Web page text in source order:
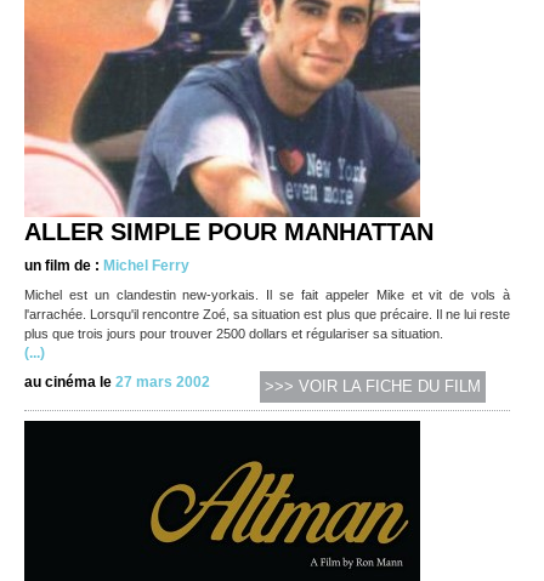
ALLER SIMPLE POUR MANHATTAN
un film de : Michel Ferry
Michel est un clandestin new-yorkais. Il se fait appeler Mike et vit de vols à
l'arrachée. Lorsqu'il rencontre Zoé, sa situation est plus que précaire. Il ne lui reste
plus que trois jours pour trouver 2500 dollars et régulariser sa situation.
(...)
au cinéma le 27 mars 2002 >>> VOIR LA FICHE DU FILM